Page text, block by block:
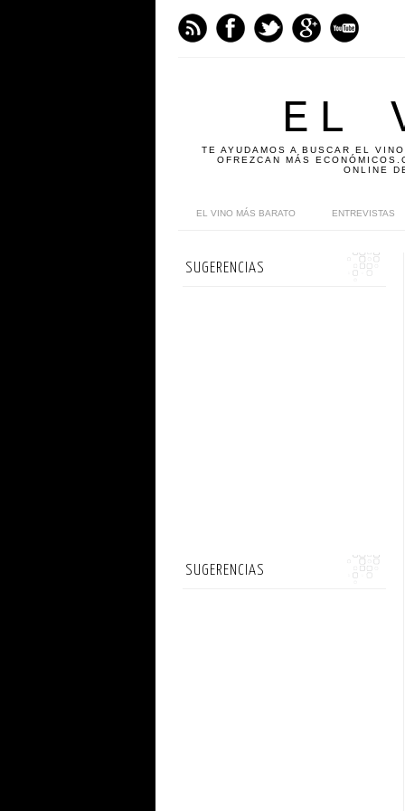
EL
TE AYUDAMOS A BUSCAR EL
OFREZCAN MÁS
ONLINE
EL VINO MÁS BARATO ENTREVISTAS
SUGERENCIAS
SUGERENCIAS